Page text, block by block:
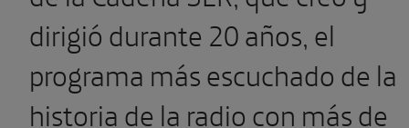
dirigió durante 20 años, el
programa más escuchado de la
historia de la radio con más de